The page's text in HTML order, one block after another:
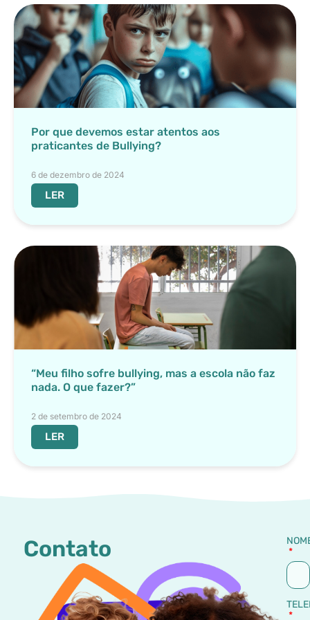
Por que devemos estar atentos aos
praticantes de Bullying?
6 de dezembro de 2024
LER
“Meu filho sofre bullying, mas a escola não faz
nada. O que fazer?”
2 de setembro de 2024
LER
Contato